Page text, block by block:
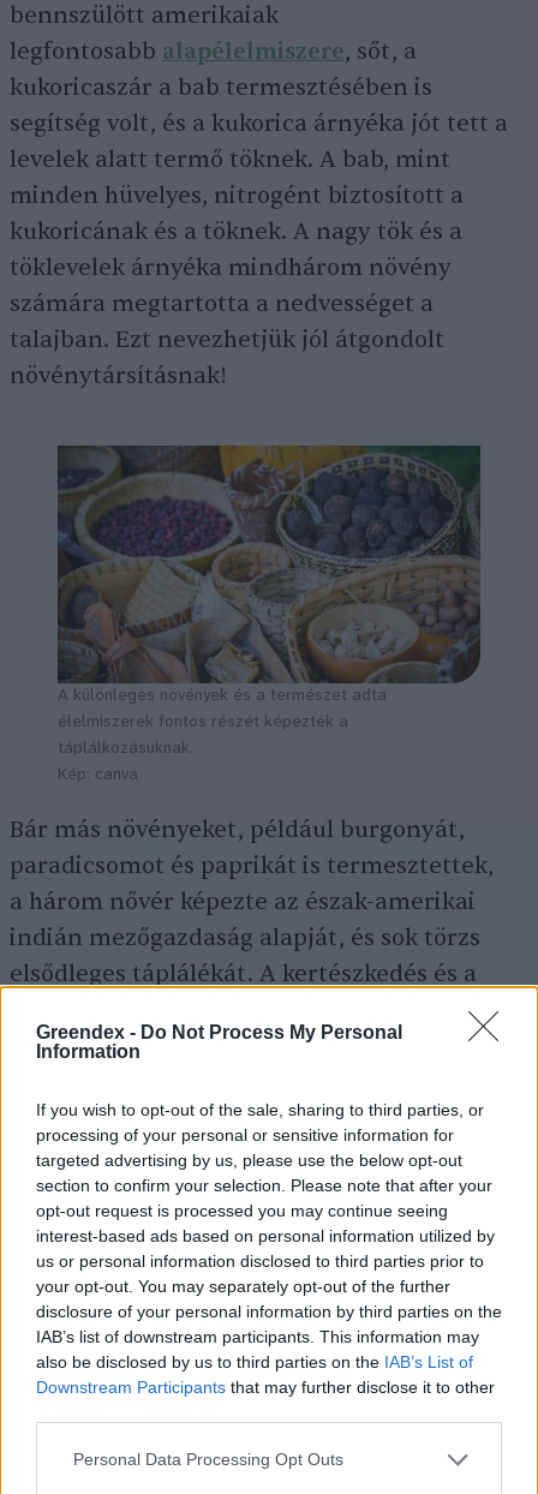
Greendex - Do Not Process My Personal
Information
If you wish to opt-out of the sale, sharing to third parties, or
processing of your personal or sensitive information for
targeted advertising by us, please use the below opt-out
section to confirm your selection. Please note that after your
opt-out request is processed you may continue seeing
interest-based ads based on personal information utilized by
us or personal information disclosed to third parties prior to
your opt-out. You may separately opt-out of the further
disclosure of your personal information by third parties on the
IAB’s list of downstream participants. This information may
also be disclosed by us to third parties on the IAB’s List of
Downstream Participants that may further disclose it to other
Personal Data Processing Opt Outs
bennszülött amerikaiak
legfontosabb alapélelmiszere, sőt, a
kukoricaszár a bab termesztésében is
segítség volt, és a kukorica árnyéka jót tett a
levelek alatt termő töknek. A bab, mint
minden hüvelyes, nitrogént biztosított a
kukoricának és a töknek. A nagy tök és a
töklevelek árnyéka mindhárom növény
számára megtartotta a nedvességet a
talajban. Ezt nevezhetjük jól átgondolt
növénytársításnak!
A különleges növények és a természet adta
élelmiszerek fontos részét képezték a
táplálkozásuknak.
Kép: canva
Bár más növényeket, például burgonyát,
paradicsomot és paprikát is termesztettek,
a három nővér képezte az észak-amerikai
indián mezőgazdaság alapját, és sok törzs
elsődleges táplálékát. A kertészkedés és a
életének is fontos része. Ők tehát nem
monokultúrás részekre, hanem társulásokat
hoztak létre. Ezek között árkokat készítettek,
melyek tározóként funkcionáltak, itt gyűlt
össze a felesleges víz.
Az indián törzsek fejlett mezőgazdaságuk
mellett erősen függtek a vadon élő állatoktól
és növényektől. A bogyókat és a gyümölcsöket
nyersen fogyasztották, de a legtöbb egyéb
ételt megfőzték. Vadhúsból, kukoricából,